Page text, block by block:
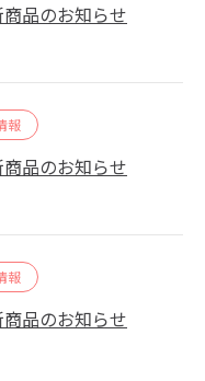
品のお知らせ
報
品のお知らせ
報
品のお知らせ